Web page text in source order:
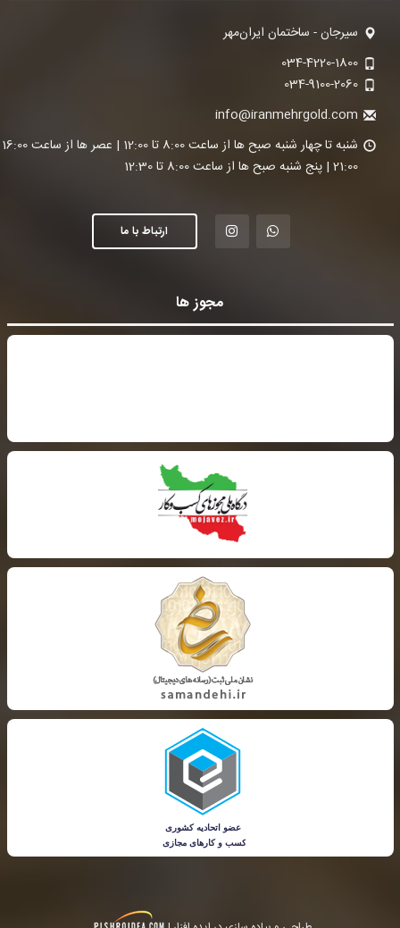
سیرجان - ساختمان ایران‌مهر
034-4220-1800
034-9100-2060
info@iranmehrgold.com
21:00 | پنج شنبه صبح ها از ساعت 8:00 تا 12:30
ارتباط با ما
مجوز ها